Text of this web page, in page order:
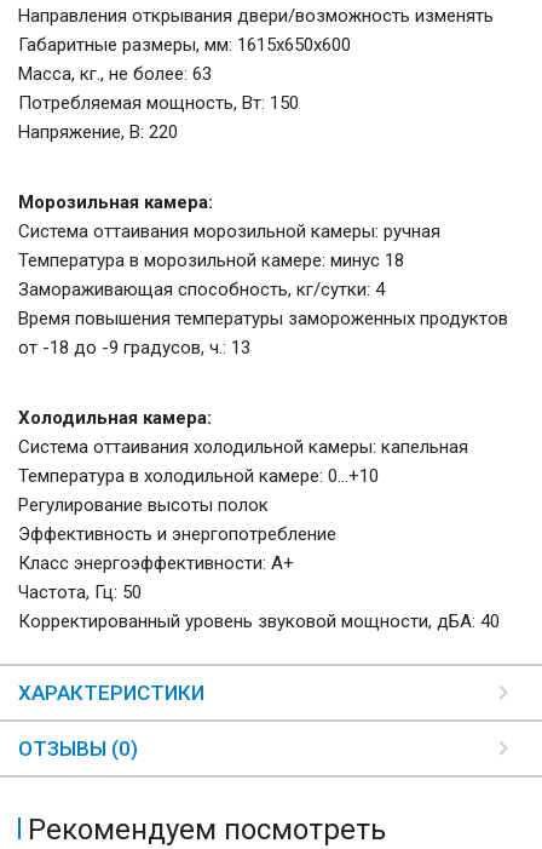
Направления открывания двери/возможность изменять
Габаритные размеры, мм: 1615х650х600
Масса, кг., не более: 63
Потребляемая мощность, Вт: 150
Напряжение, В: 220
Морозильная камера:
Система оттаивания морозильной камеры: ручная
Температура в морозильной камере: минус 18
Замораживающая способность, кг/сутки: 4
Время повышения температуры замороженных продуктов
от -18 до -9 градусов, ч.: 13
Холодильная камера:
Система оттаивания холодильной камеры: капельная
Температура в холодильной камере: 0...+10
Регулирование высоты полок
Эффективность и энергопотребление
Класс энергоэффективности: А+
Частота, Гц: 50
Корректированный уровень звуковой мощности, дБA: 40
ХАРАКТЕРИСТИКИ
ОТЗЫВЫ (0)
Рекомендуем посмотреть